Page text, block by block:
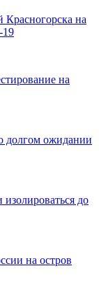
на
19
на
долгом ожидании
до
на остров